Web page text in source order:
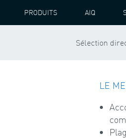
PRODUITS AIQ
Sélection
À GRIFFES N-BIPEX
LE